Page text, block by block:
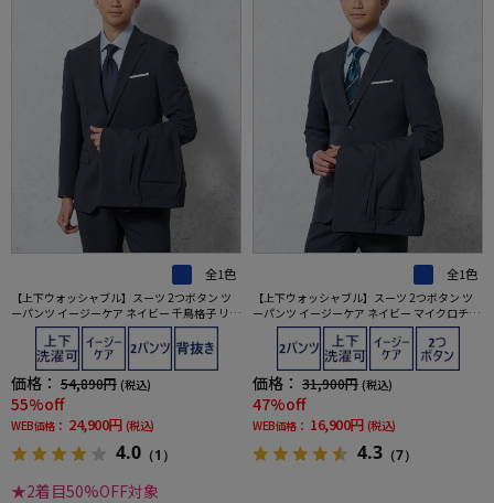
全1色
【上下ウォッシャブル】スーツ 2つボタン ツ
ーパンツ イージーケア ネイビー 千鳥格子 リッ
ケンバッカー
価格： 54,890円 (税込)
55%off
WEB価格： 24,900円 (税込)
4.0 （1）
★2着目50%OFF対象
全1色
【上下ウォッシャブル】スーツ 2つボタン ツ
ーパンツ イージーケア ネイビー マイクロチェ
ック フュージョンクラブ
価格： 31,900円 (税込)
47%off
WEB価格： 16,900円 (税込)
4.3 （7）